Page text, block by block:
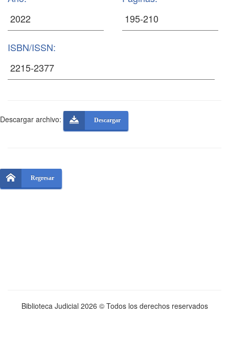
ISBN/ISSN:
Descargar archivo: Descargar
Regresar
Biblioteca Judicial 2026 © Todos los derechos reservados